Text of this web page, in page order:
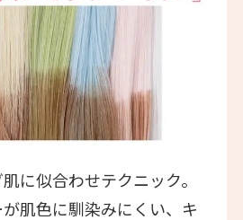
に似合わせテクニック。
肌色に馴染みにくい、キ